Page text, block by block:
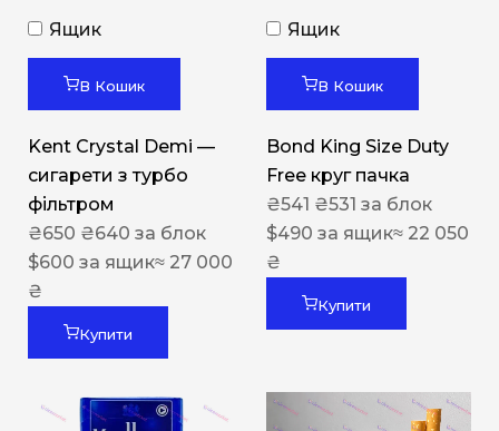
Ящик
В Кошик
Kent Crystal Demi —
сигарети з турбо
фільтром
₴650 ₴640 за блок
$600 за ящик≈ 27 000
₴
Купити
Ящик
В Кошик
Bond King Size Duty
Free круг пачка
₴541 ₴531 за блок
$490 за ящик≈ 22 050
₴
Купити